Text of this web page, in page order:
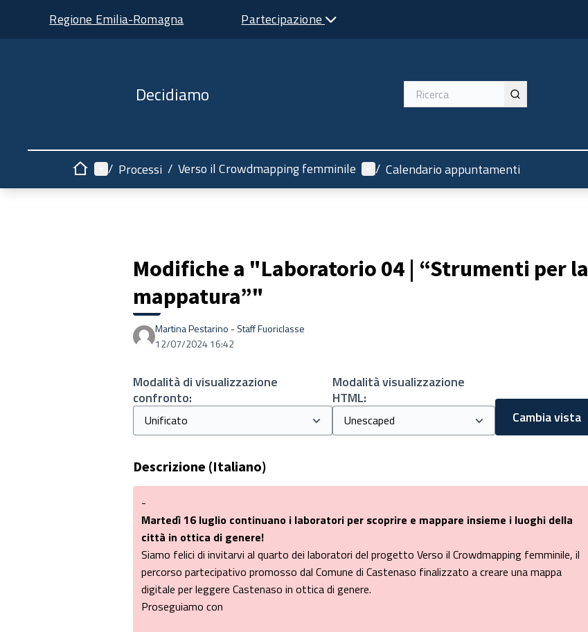
Regione Emilia-Romagna Partecipazione
Decidiamo
HomeMenù principale
/ Processi / Verso il Crowdmapping femminile Menù utente
/ Calendario appuntamenti
Modifiche a "Laboratorio 04 | “Strumenti per la
mappatura”"
Martina Pestarino - Staff Fuoriclasse
12/07/2024 16:42
Modalità di visualizzazione
confronto:
Modalità visualizzazione
HTML:
Cambia vista
Descrizione (Italiano)
-
Martedì 16 luglio continuano i laboratori per scoprire e mappare insieme i luoghi della
città in ottica di genere!
Siamo felici di invitarvi al quarto dei laboratori del progetto Verso il Crowdmapping femminile, il
percorso partecipativo promosso dal Comune di Castenaso finalizzato a creare una mappa
digitale per leggere Castenaso in ottica di genere.
Proseguiamo con